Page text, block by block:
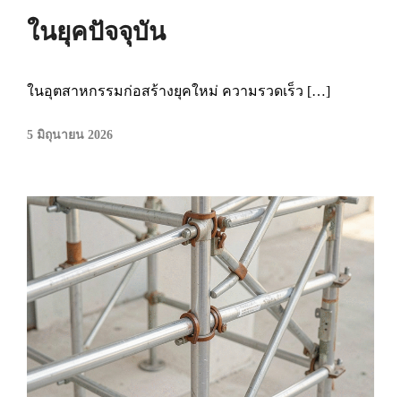
ในยุคปัจจุบัน
ในอุตสาหกรรมก่อสร้างยุคใหม่ ความรวดเร็ว […]
5 มิถุนายน 2026